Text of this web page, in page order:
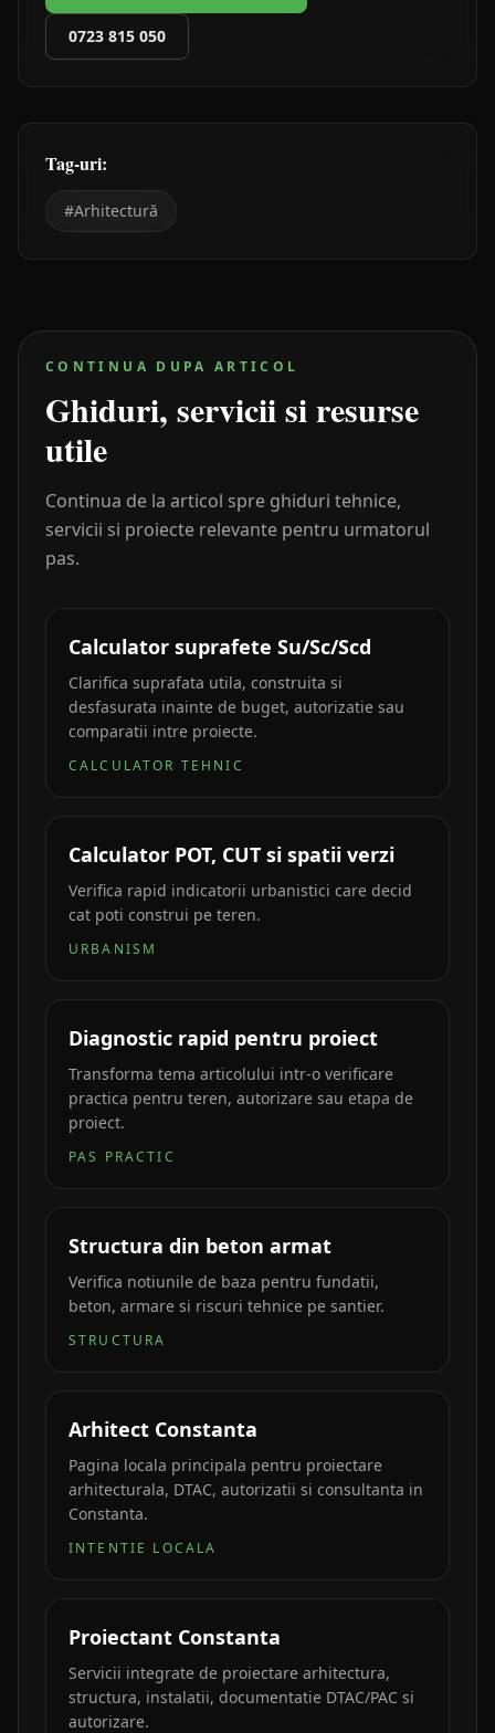
0723 815 050
Tag-uri:
#Arhitectură
CONTINUA DUPA ARTICOL
Ghiduri, servicii si resurse
utile
Continua de la articol spre ghiduri tehnice,
servicii si proiecte relevante pentru urmatorul
pas.
Calculator suprafete Su/Sc/Scd
Clarifica suprafata utila, construita si
desfasurata inainte de buget, autorizatie sau
comparatii intre proiecte.
CALCULATOR TEHNIC
Calculator POT, CUT si spatii verzi
Verifica rapid indicatorii urbanistici care decid
cat poti construi pe teren.
URBANISM
Diagnostic rapid pentru proiect
Transforma tema articolului intr-o verificare
practica pentru teren, autorizare sau etapa de
proiect.
PAS PRACTIC
Structura din beton armat
Verifica notiunile de baza pentru fundatii,
beton, armare si riscuri tehnice pe santier.
STRUCTURA
Arhitect Constanta
Pagina locala principala pentru proiectare
arhitecturala, DTAC, autorizatii si consultanta in
Constanta.
INTENTIE LOCALA
Proiectant Constanta
Servicii integrate de proiectare arhitectura,
structura, instalatii, documentatie DTAC/PAC si
autorizare.